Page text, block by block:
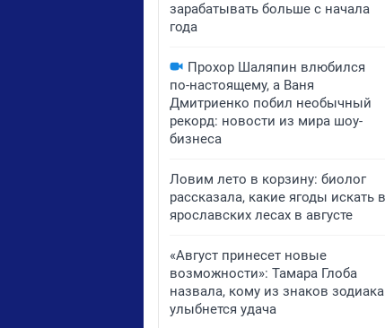
зарабатывать больше с начала
года
Прохор Шаляпин влюбился
по-настоящему, а Ваня
Дмитриенко побил необычный
рекорд: новости из мира шоу-
бизнеса
Ловим лето в корзину: биолог
рассказала, какие ягоды искать в
ярославских лесах в августе
«Август принесет новые
возможности»: Тамара Глоба
назвала, кому из знаков зодиака
улыбнется удача